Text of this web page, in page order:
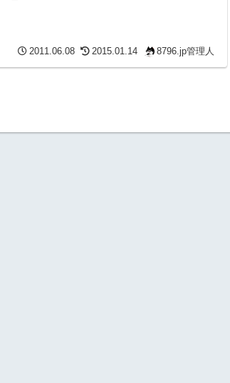
2011.06.08 2015.01.14 8796.jp管理人